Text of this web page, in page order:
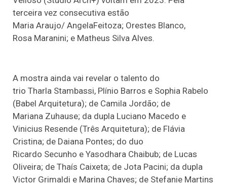
terceira vez consecutiva estão
Maria Araujo/ AngelaFeitoza; Orestes Blanco,
Rosa Maranini; e Matheus Silva Alves.
A mostra ainda vai revelar o talento do
trio Tharla Stambassi, Plínio Barros e Sophia Rabelo
(Babel Arquitetura); de Camila Jordão; de
Mariana Zuhause; da dupla Luciano Macedo e
Vinicius Resende (Três Arquitetura); de Flávia
Cristina; de Daiana Pontes; do duo
Ricardo Secunho e Yasodhara Chaibub; de Lucas
Oliveira; de Thaís Caixeta; de Jota Pacini; da dupla
Victor Grimaldi e Marina Chaves; de Stefanie Martins